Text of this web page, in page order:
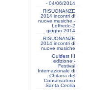
- 04/06/2014
RISUONANZE
2014 incontri di
nuove musiche -
Loffredo-2
giugno 2014
RISUONANZE
2014 incontri di
nuove musiche
Guitfest III
edizione -
Festival
Internazionale di
Chitarra del
Conservatorio
Santa Cecilia